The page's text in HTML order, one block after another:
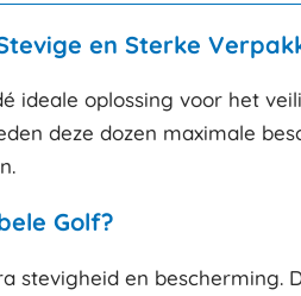
en Sterke
ideale oplossing voor het
deze dozen maximale
Golf?
en